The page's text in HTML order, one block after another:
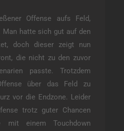
Offense aufs Feld,
Man hatte sich gut auf den
doch dieser zeigt nun
die nicht zu den zuvor
passte. Trotzdem
über das Feld zu
vor die Endzone. Leider
trotz guter Chancen
mit einem Touchdown